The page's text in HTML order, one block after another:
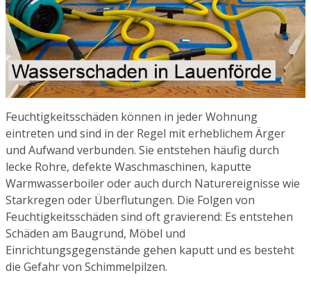
Feuchtigkeitsschäden können in jeder Wohnung
eintreten und sind in der Regel mit erheblichem Ärger
und Aufwand verbunden. Sie entstehen häufig durch
lecke Rohre, defekte Waschmaschinen, kaputte
Warmwasserboiler oder auch durch Naturereignisse wie
Starkregen oder Überflutungen. Die Folgen von
Feuchtigkeitsschäden sind oft gravierend: Es entstehen
Schäden am Baugrund, Möbel und
Einrichtungsgegenstände gehen kaputt und es besteht
die Gefahr von Schimmelpilzen.